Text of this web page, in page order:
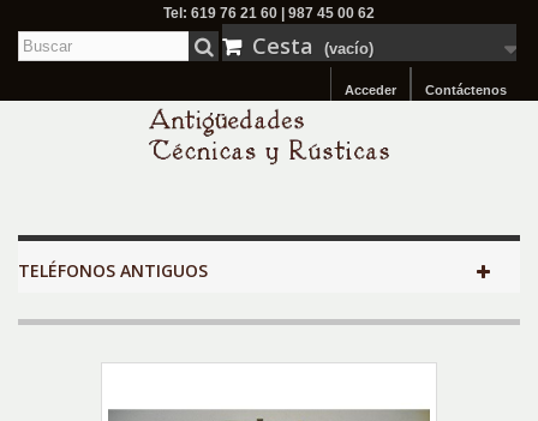
Tel: 619 76 21 60 | 987 45 00 62
Cesta (vacío)
Contáctenos
Acceder
TELÉFONOS ANTIGUOS